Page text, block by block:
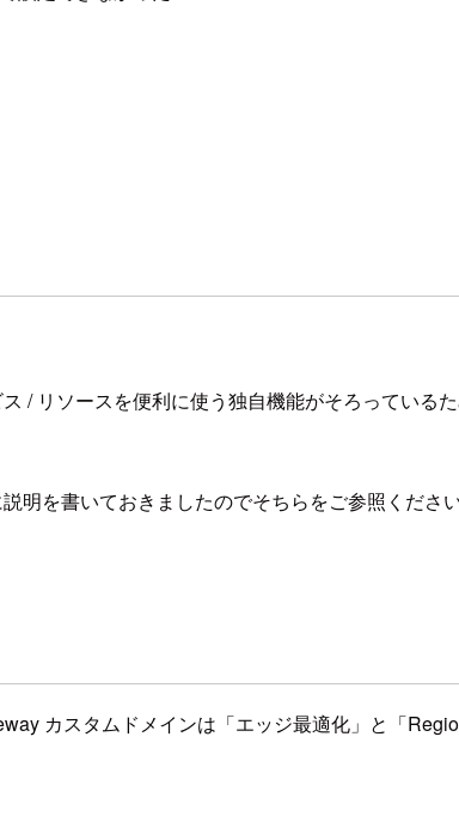
/ リソースを便利に使う独自機能がそろっている
を書いておきましたのでそちらをご参照くださ
カスタムドメインは「エッジ最適化」と「